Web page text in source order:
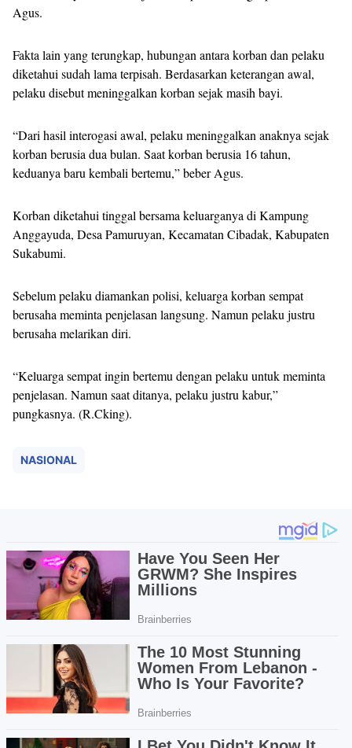
Agus.
Fakta lain yang terungkap, hubungan antara korban dan pelaku
diketahui sudah lama terpisah. Berdasarkan keterangan awal,
pelaku disebut meninggalkan korban sejak masih bayi.
“Dari hasil interogasi awal, pelaku meninggalkan anaknya sejak
korban berusia dua bulan. Saat korban berusia 16 tahun,
keduanya baru kembali bertemu,” beber Agus.
Korban diketahui tinggal bersama keluarganya di Kampung
Anggayuda, Desa Pamuruyan, Kecamatan Cibadak, Kabupaten
Sukabumi.
Sebelum pelaku diamankan polisi, keluarga korban sempat
berusaha meminta penjelasan langsung. Namun pelaku justru
berusaha melarikan diri.
“Keluarga sempat ingin bertemu dengan pelaku untuk meminta
penjelasan. Namun saat ditanya, pelaku justru kabur,”
pungkasnya. (R.Cking).
NASIONAL